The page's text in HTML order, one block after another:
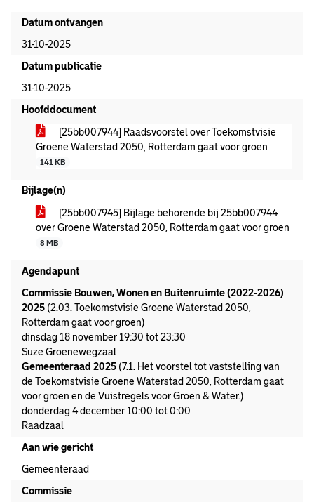
Datum ontvangen
31-10-2025
Datum publicatie
31-10-2025
Hoofddocument
[25bb007944] Raadsvoorstel over Toekomstvisie
Groene Waterstad 2050, Rotterdam gaat voor groen
141 KB
Bijlage(n)
[25bb007945] Bijlage behorende bij 25bb007944
over Groene Waterstad 2050, Rotterdam gaat voor groen
8 MB
Agendapunt
Commissie Bouwen, Wonen en Buitenruimte (2022-2026)
2025 (2.03. Toekomstvisie Groene Waterstad 2050,
Rotterdam gaat voor groen)
dinsdag 18 november 19:30 tot 23:30
Suze Groenewegzaal
Gemeenteraad 2025 (7.1. Het voorstel tot vaststelling van
de Toekomstvisie Groene Waterstad 2050, Rotterdam gaat
voor groen en de Vuistregels voor Groen & Water.)
donderdag 4 december 10:00 tot 0:00
Raadzaal
Aan wie gericht
Gemeenteraad
Commissie